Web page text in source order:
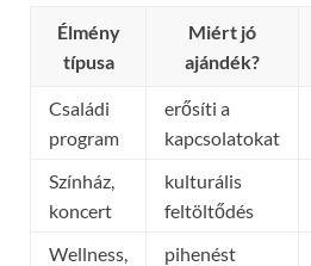
Élmény
típusa
Miért jó
ajándék?
Családi
program
erősíti a
kapcsolatokat
Színház,
koncert
kulturális
feltöltődés
Wellness,
pihenést